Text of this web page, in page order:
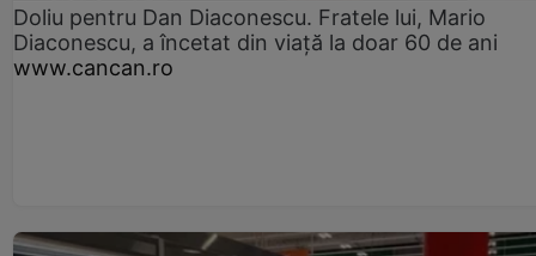
Doliu pentru Dan Diaconescu. Fratele lui, Mario
Diaconescu, a încetat din viață la doar 60 de ani
www.cancan.ro